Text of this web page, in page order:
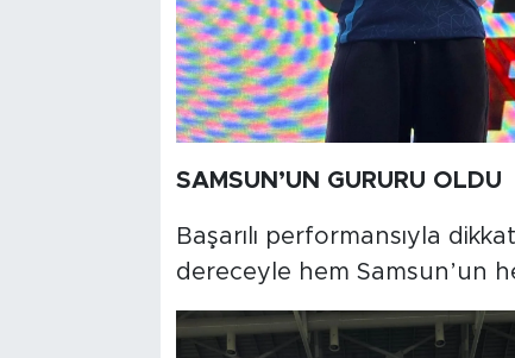
SAMSUN’UN GURURU OLDU
Başarılı performansıyla
dereceyle hem Samsun’un